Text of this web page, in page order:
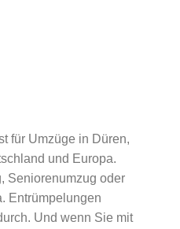
für Umzüge in Düren,
und Europa.
Seniorenumzug oder
Entrümpelungen
Und wenn Sie mit